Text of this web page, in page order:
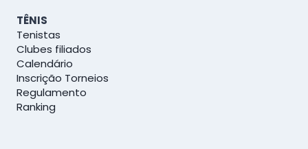
TÊNIS
Tenistas
Clubes filiados
Calendário
Inscrição Torneios
Regulamento
Ranking